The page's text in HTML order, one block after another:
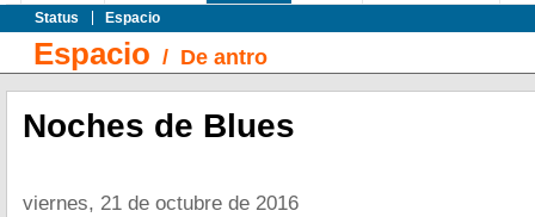
Status
Espacio
Espacio / De antro
Noches de Blues
viernes, 21 de octubre de 2016